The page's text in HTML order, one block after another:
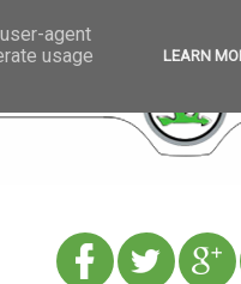
agent
usage
LEARN